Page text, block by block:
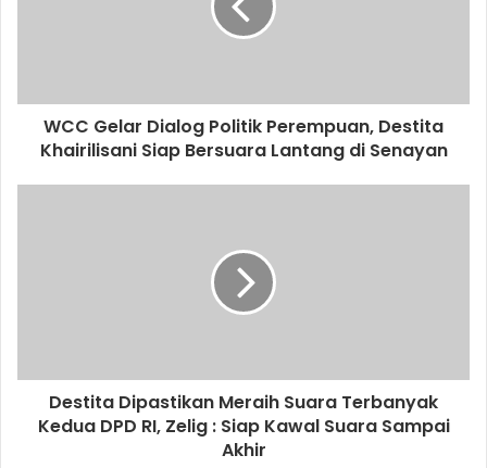
WCC Gelar Dialog Politik Perempuan, Destita
Khairilisani Siap Bersuara Lantang di Senayan
Destita Dipastikan Meraih Suara Terbanyak
Kedua DPD RI, Zelig : Siap Kawal Suara Sampai
Akhir